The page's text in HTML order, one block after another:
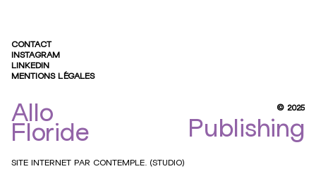
Allo
Allo
Floride
Floride
CONTACT
INSTAGRAM
LINKEDIN
MENTIONS LÉGALES
© 2025
Publishing
SITE INTERNET PAR CONTEMPLE. (STUDIO)